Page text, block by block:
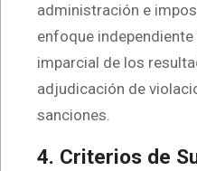
administración e
enfoque
imparcial de los
adjudicación de
sanciones.
4. Criterios de